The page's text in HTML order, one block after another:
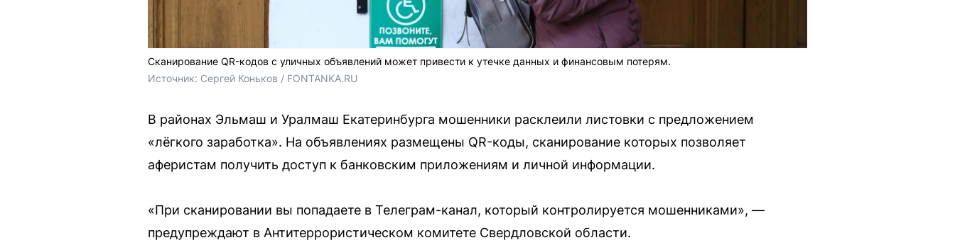
Сканирование QR-кодов с уличных объявлений может привести к утечке данных и финансовым потерям.
Источник: Сергей Коньков / FONTANKA.RU
В районах Эльмаш и Уралмаш Екатеринбурга мошенники расклеили листовки с предложением
«лёгкого заработка». На объявлениях размещены QR-коды, сканирование которых позволяет
аферистам получить доступ к банковским приложениям и личной информации.
«При сканировании вы попадаете в Телеграм-канал, который контролируется мошенниками», —
предупреждают в Антитеррористическом комитете Свердловской области.